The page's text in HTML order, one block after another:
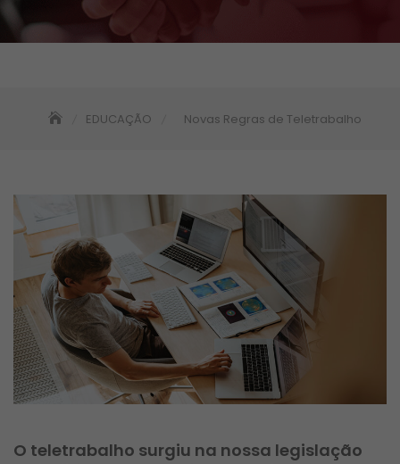
EDUCAÇÃO Novas Regras de Teletrabalho
O teletrabalho surgiu na nossa legislação